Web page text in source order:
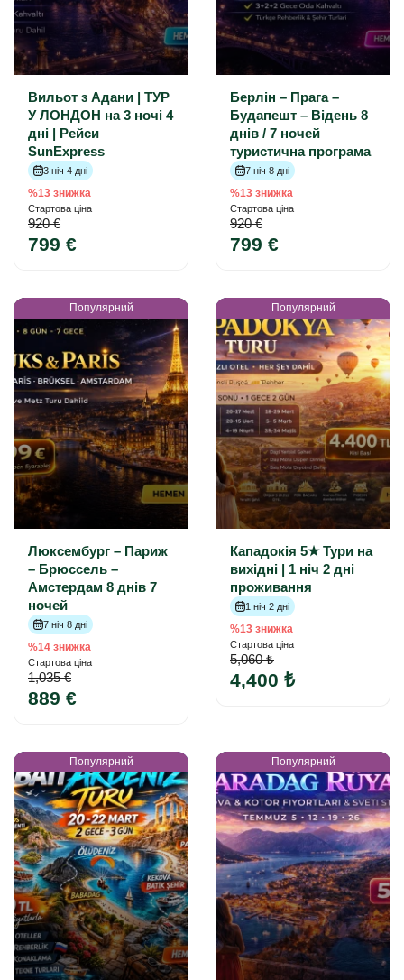
Вильот з Адани | ТУР
У ЛОНДОН на 3 ночі 4
дні | Рейси
SunExpress
3 ніч 4 дні
%13 знижка
Стартова ціна
920 €
799 €
Берлін – Прага –
Будапешт – Відень 8
днів / 7 ночей
туристична програма
7 ніч 8 дні
%13 знижка
Стартова ціна
920 €
799 €
Популярний
Люксембург – Париж
– Брюссель –
Амстердам 8 днів 7
ночей
7 ніч 8 дні
%14 знижка
Стартова ціна
1,035 €
889 €
Популярний
Кападокія 5★ Тури на
вихідні | 1 ніч 2 дні
проживання
1 ніч 2 дні
%13 знижка
Стартова ціна
5,060 ₺
4,400 ₺
Популярний Популярний